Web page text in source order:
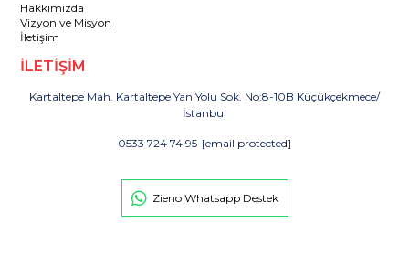
Hakkımızda
Vizyon ve Misyon
İletişim
İLETİŞİM
Kartaltepe Mah. Kartaltepe Yan Yolu Sok. No:8-10B Küçükçekmece/
İstanbul
0533 724 74 95-[email protected]
Zieno Whatsapp Destek